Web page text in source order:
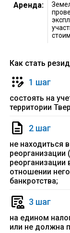
Аренда:
Как стать
1 шаг
состоять на
территории
2 шаг
не находиться
реорганизации
реорганизации
отношении
банкротства;
3 шаг
на едином
или не должна